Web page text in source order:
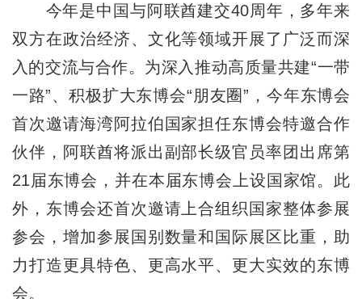
今年是中国与阿联酋建交40周年，多年来
双方在政治经济、文化等领域开展了广泛而深
入的交流与合作。为深入推动高质量共建“一带
一路”、积极扩大东博会“朋友圈”，今年东博会
首次邀请海湾阿拉伯国家担任东博会特邀合作
伙伴，阿联酋将派出副部长级官员率团出席第
21届东博会，并在本届东博会上设国家馆。此
外，东博会还首次邀请上合组织国家整体参展
参会，增加参展国别数量和国际展区比重，助
力打造更具特色、更高水平、更大实效的东博
会。